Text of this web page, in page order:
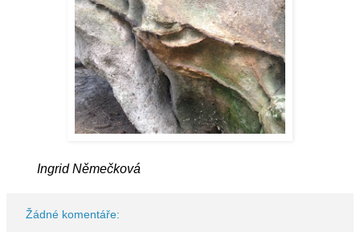
Ingrid Němečková
Žádné komentáře: